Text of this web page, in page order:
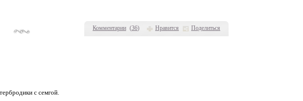
Комментарии (36) Нравится Поделиться